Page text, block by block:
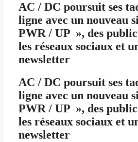
AC / DC poursuit ses
ligne avec un nouveau
PWR / UP », des
les réseaux sociaux et
newsletter
AC / DC poursuit ses
ligne avec un nouveau
PWR / UP », des
les réseaux sociaux et
newsletter